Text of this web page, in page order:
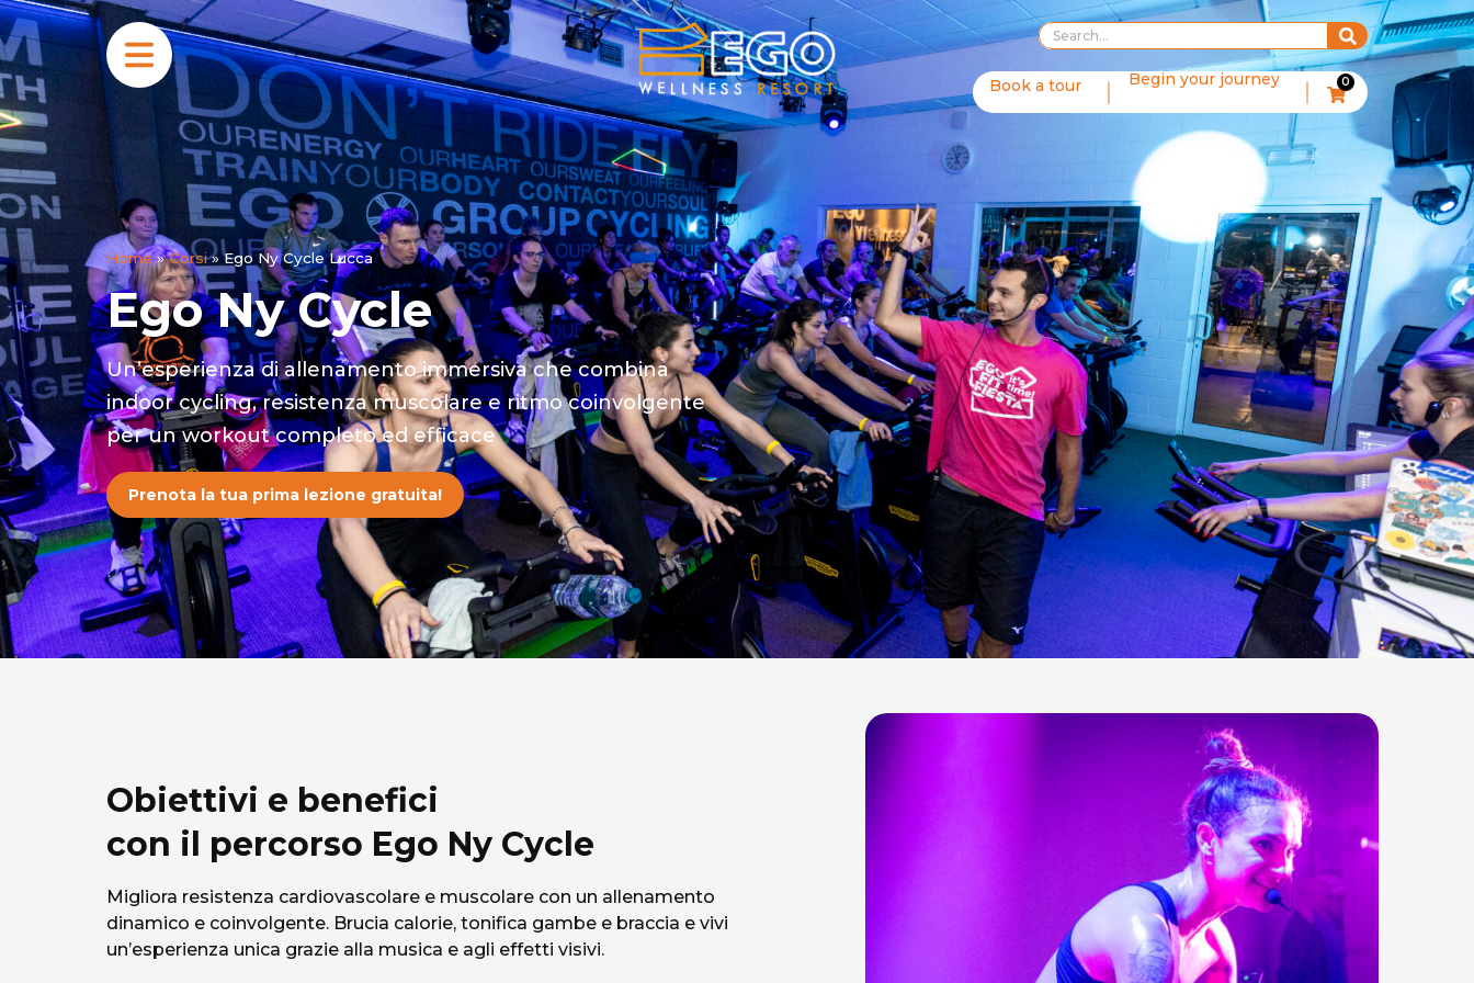
Book a tour Begin your journey 0
Home»Corsi»Ego Ny Cycle Lucca
Ego Ny Cycle
Un’esperienza di allenamento immersiva che combina
indoor cycling, resistenza muscolare e ritmo coinvolgente
per un workout completo ed efficace
Prenota la tua prima lezione gratuita!
Obiettivi e benefici
con il percorso Ego Ny Cycle
Migliora resistenza cardiovascolare e muscolare con un allenamento
dinamico e coinvolgente. Brucia calorie, tonifica gambe e braccia e vivi
un’esperienza unica grazie alla musica e agli effetti visivi.